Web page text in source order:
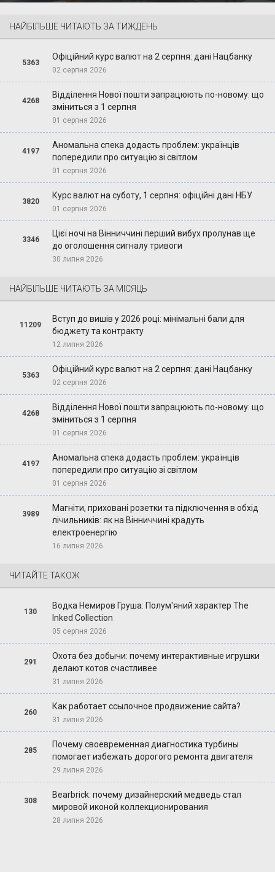
НАЙБІЛЬШЕ ЧИТАЮТЬ ЗА ТИЖДЕНЬ
5363
Офіційний курс валют на 2 серпня: дані Нацбанку
02 серпня 2026
4268
Відділення Нової пошти запрацюють по-новому: що
зміниться з 1 серпня
01 серпня 2026
4197
Аномальна спека додасть проблем: українців
попередили про ситуацію зі світлом
01 серпня 2026
3820
Курс валют на суботу, 1 серпня: офіційні дані НБУ
01 серпня 2026
3346
Цієї ночі на Вінниччині перший вибух пролунав ще
до оголошення сигналу тривоги
30 липня 2026
НАЙБІЛЬШЕ ЧИТАЮТЬ ЗА МІСЯЦЬ
11209
Вступ до вишів у 2026 році: мінімальні бали для
бюджету та контракту
12 липня 2026
5363
Офіційний курс валют на 2 серпня: дані Нацбанку
02 серпня 2026
4268
Відділення Нової пошти запрацюють по-новому: що
зміниться з 1 серпня
01 серпня 2026
4197
Аномальна спека додасть проблем: українців
попередили про ситуацію зі світлом
01 серпня 2026
3989
Магніти, приховані розетки та підключення в обхід
лічильників: як на Вінниччині крадуть
електроенергію
16 липня 2026
ЧИТАЙТЕ ТАКОЖ
130
Водка Немиров Груша: Полум'яний характер The
Inked Collection
05 серпня 2026
291
Охота без добычи: почему интерактивные игрушки
делают котов счастливее
31 липня 2026
260
Как работает ссылочное продвижение сайта?
31 липня 2026
285
Почему своевременная диагностика турбины
помогает избежать дорогого ремонта двигателя
29 липня 2026
308
Bearbrick: почему дизайнерский медведь стал
мировой иконой коллекционирования
28 липня 2026